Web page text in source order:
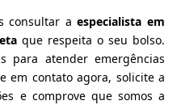
consultar aespecialista em
que respeita o seu bolso.
para atender emergências
em contato agora, solicite a
e comprove que somos a